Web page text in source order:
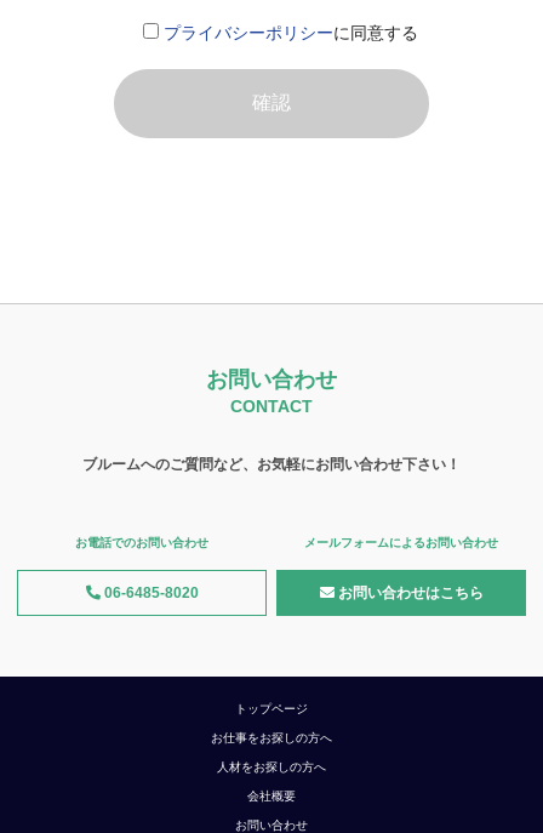
プライバシーポリシーに同意する
お問い合わせ
CONTACT
ブルームへのご質問など、お気軽にお問い合わせ下さい！
お電話でのお問い合わせ
06-6485-8020
メールフォームによるお問い合わせ
お問い合わせはこちら
トップページ
お仕事をお探しの方へ
人材をお探しの方へ
会社概要
お問い合わせ